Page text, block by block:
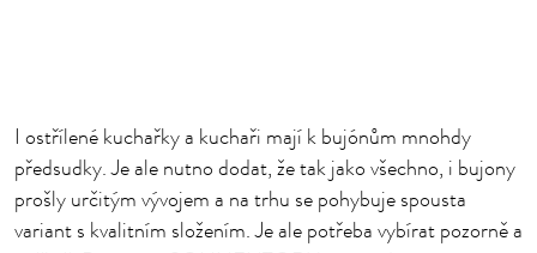
I ostřílené kuchařky a kuchaři mají k bujónům mnohdy
předsudky. Je ale nutno dodat, že tak jako všechno, i bujony
prošly určitým vývojem a na trhu se pohybuje spousta
variant s kvalitním složením. Je ale potřeba vybírat pozorně a